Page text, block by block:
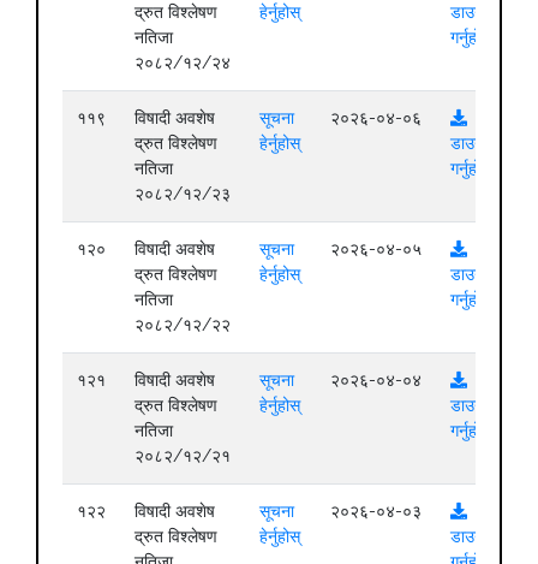
द्रुत विश्लेषण
नतिजा
२०८२/१२/२४
हेर्नुहोस्
डाउनलोड
गर्नुहोस्
११९
विषादी अवशेष
द्रुत विश्लेषण
नतिजा
२०८२/१२/२३
सूचना
हेर्नुहोस्
२०२६-०४-०६
डाउनलोड
गर्नुहोस्
१२०
विषादी अवशेष
द्रुत विश्लेषण
नतिजा
२०८२/१२/२२
सूचना
हेर्नुहोस्
२०२६-०४-०५
डाउनलोड
गर्नुहोस्
१२१
विषादी अवशेष
द्रुत विश्लेषण
नतिजा
२०८२/१२/२१
सूचना
हेर्नुहोस्
२०२६-०४-०४
डाउनलोड
गर्नुहोस्
१२२
विषादी अवशेष
द्रुत विश्लेषण
सूचना
हेर्नुहोस्
२०२६-०४-०३
डाउनलोड